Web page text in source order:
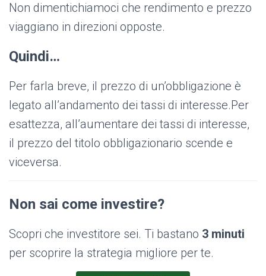
Non dimentichiamoci che rendimento e prezzo
viaggiano in direzioni opposte.
Quindi…
Per farla breve, il prezzo di un’obbligazione è
legato all’andamento dei tassi di interesse.Per
esattezza, all’aumentare dei tassi di interesse,
il prezzo del titolo obbligazionario scende e
viceversa.
Non sai come investire?
Scopri che investitore sei. Ti bastano 3 minuti
per scoprire la strategia migliore per te.